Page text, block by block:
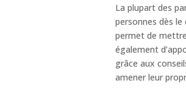
La plupart des
personnes dès le
permet de
également
grâce aux
amener leur